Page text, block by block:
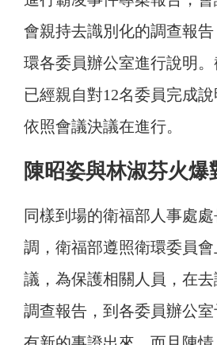
會親持去識別化的調查報
環各委員辦公室進行說明。
已經親自對12名委員完成
依照會議決議在進行。
陳昭姿與林淑芬火爆
同樣到場的衛福部人事處
調，衛福部遵照衛環委員
議，為保護相關人員，在
調查報告，到各委員辦公